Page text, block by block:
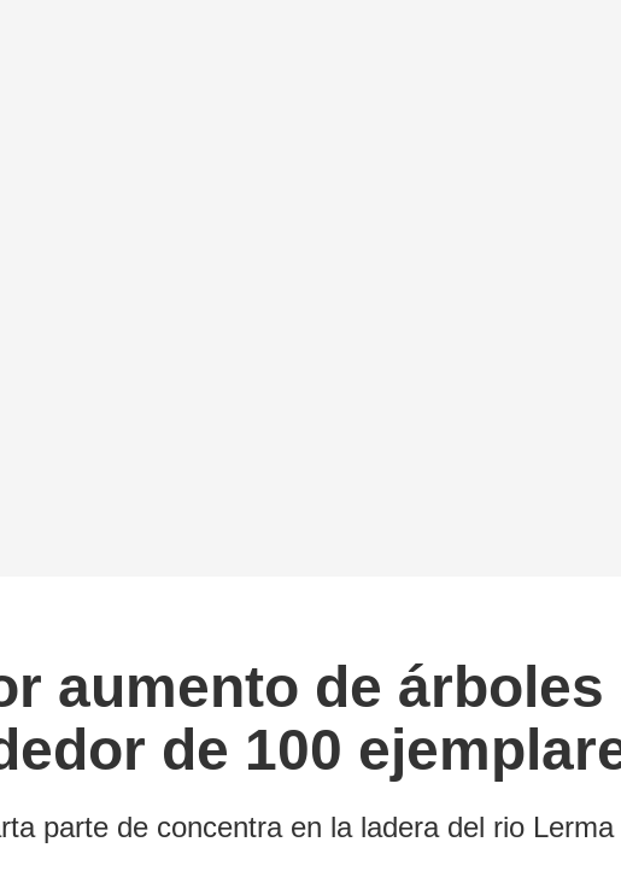
aumento de árboles
de 100
parte de concentra en la ladera del rio